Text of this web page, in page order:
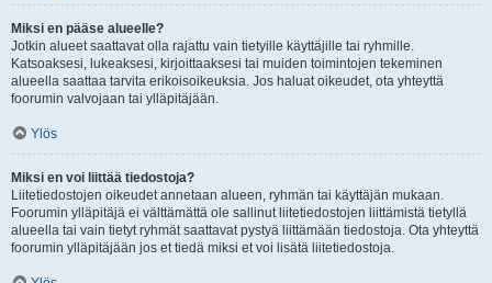
Miksi en pääse alueelle?
Jotkin alueet saattavat olla rajattu vain tietyille käyttäjille tai ryhmille.
Katsoaksesi, lukeaksesi, kirjoittaaksesi tai muiden toimintojen tekeminen
alueella saattaa tarvita erikoisoikeuksia. Jos haluat oikeudet, ota yhteyttä
foorumin valvojaan tai ylläpitäjään.
Ylös
Miksi en voi liittää tiedostoja?
Liitetiedostojen oikeudet annetaan alueen, ryhmän tai käyttäjän mukaan.
Foorumin ylläpitäjä ei välttämättä ole sallinut liitetiedostojen liittämistä tietyllä
alueella tai vain tietyt ryhmät saattavat pystyä liittämään tiedostoja. Ota yhteyttä
foorumin ylläpitäjään jos et tiedä miksi et voi lisätä liitetiedostoja.